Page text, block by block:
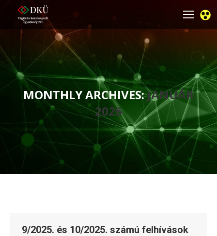
MONTHLY ARCHIVES:JANUÁR
2026
You are here:
9/2025. és 10/2025. számú felhívások